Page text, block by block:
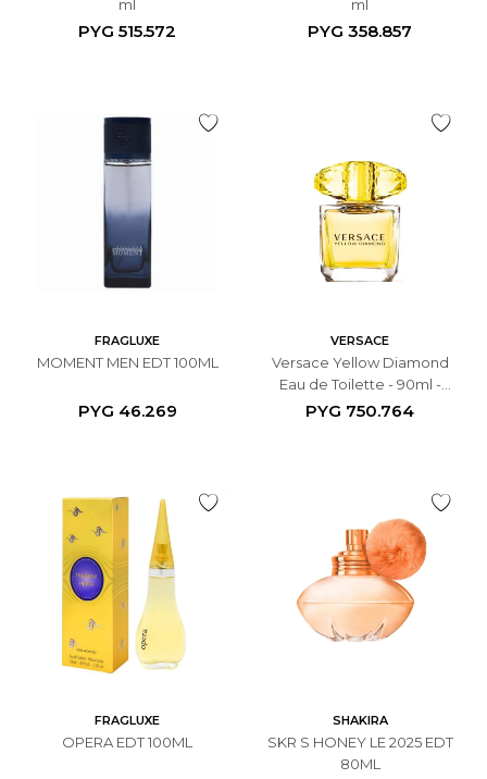
ml
PYG 515.572
ml
PYG 358.857
FRAGLUXE
MOMENT MEN EDT 100ML
PYG 46.269
VERSACE
Versace Yellow Diamond
Eau de Toilette - 90ml -
Femenino
PYG 750.764
FRAGLUXE
OPERA EDT 100ML
SHAKIRA
SKR S HONEY LE 2025 EDT
80ML